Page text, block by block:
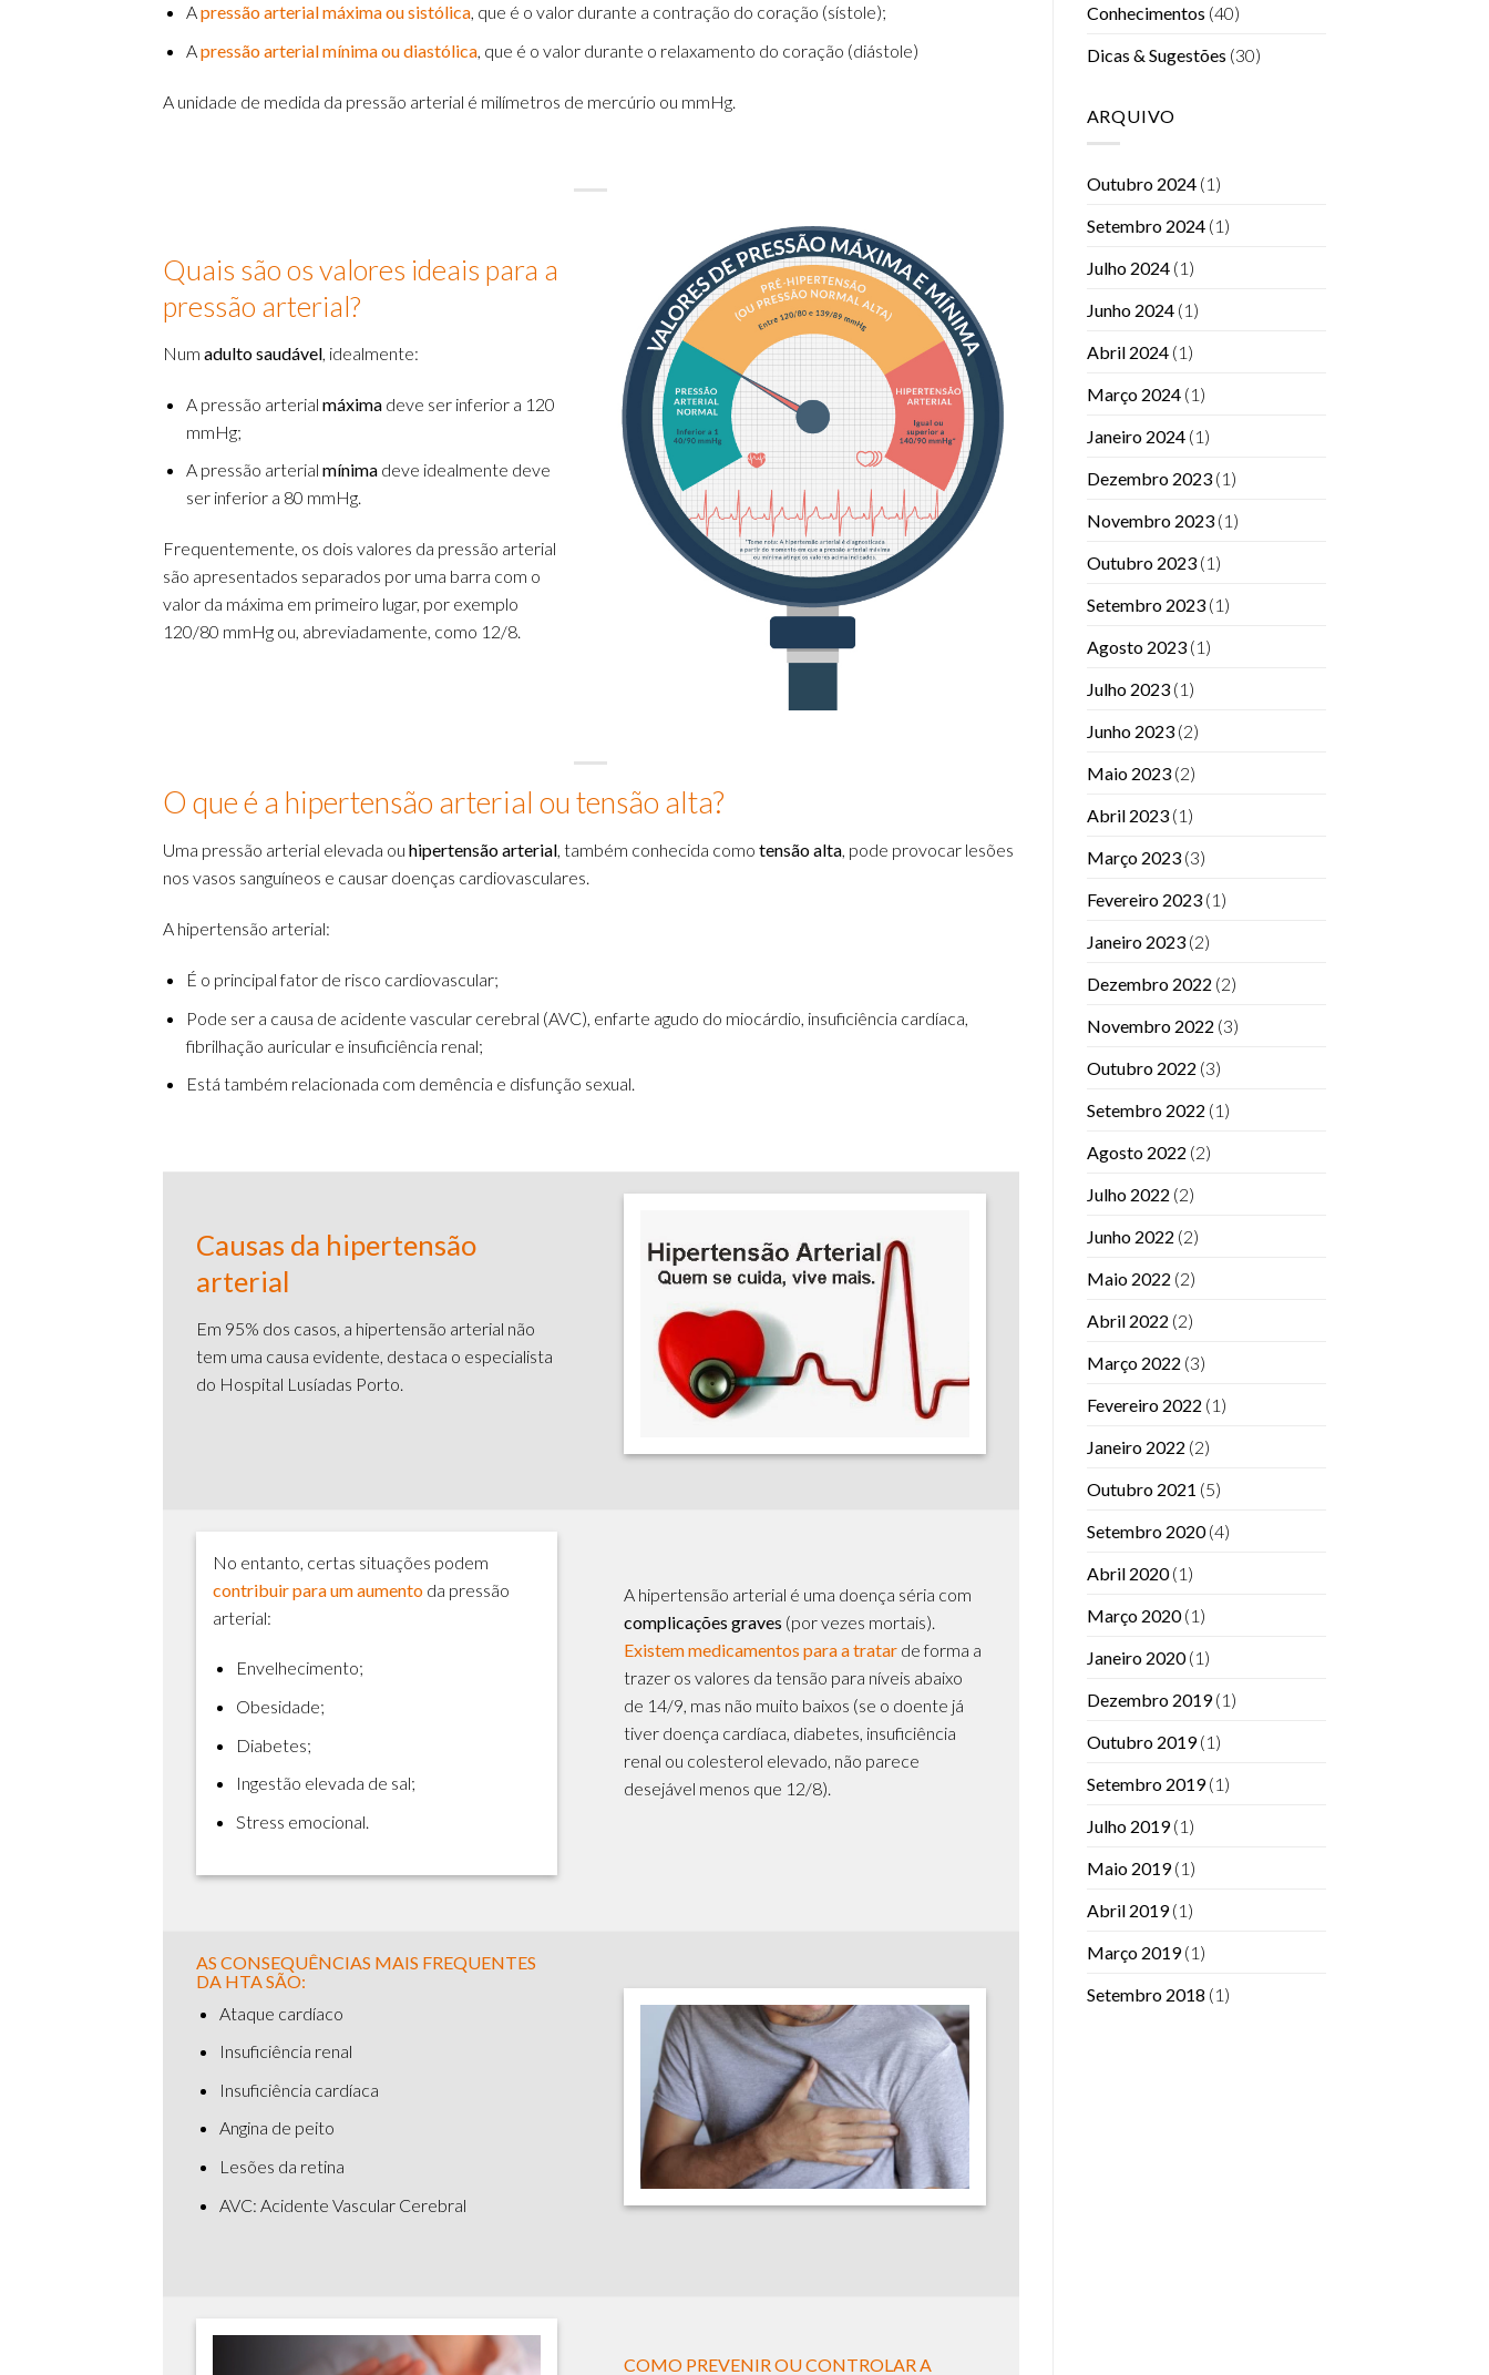
Apressão arterial máxima ou sistólica, que é o valor durante a contração do coração (sístole);
Apressão arterial mínima ou diastólica, que é o valor durante o relaxamento do coração (diástole)
A unidade de medida da pressão arterial é milímetros de mercúrio ou mmHg.
Quais são os valores ideais para a
pressão arterial?
Num adulto saudável, idealmente:
A pressão arterial máximadeve ser inferior a 120
mmHg;
A pressão arterial mínimadeve idealmente deve
ser inferior a 80 mmHg.
Frequentemente, os dois valores da pressão arterial
são apresentados separados por uma barra com o
valor da máxima em primeiro lugar, por exemplo
120/80 mmHg ou, abreviadamente, como 12/8.
O que é a hipertensão arterial ou tensão alta?
Uma pressão arterial elevada ou hipertensão arterial, também conhecida como tensão alta, pode provocar lesões
nos vasos sanguíneos e causar doenças cardiovasculares.
A hipertensão arterial:
É o principal fator de risco cardiovascular;
Pode ser a causa de acidente vascular cerebral (AVC), enfarte agudo do miocárdio, insuficiência cardíaca,
fibrilhação auricular e insuficiência renal;
Está também relacionada com demência e disfunção sexual.
Causas da hipertensão
arterial
Em 95% dos casos, a hipertensão arterial não
tem uma causa evidente, destaca o especialista
do Hospital Lusíadas Porto.
No entanto, certas situações podem
contribuir para um aumento da pressão
arterial:
Envelhecimento;
Obesidade;
Diabetes;
Ingestão elevada de sal;
Stress emocional.
A hipertensão arterial é uma doença séria com
complicações graves (por vezes mortais).
Existem medicamentos para a tratar de forma a
trazer os valores da tensão para níveis abaixo
de 14/9, mas não muito baixos (se o doente já
tiver doença cardíaca, diabetes, insuficiência
renal ou colesterol elevado, não parece
desejável menos que 12/8).
AS CONSEQUÊNCIAS MAIS FREQUENTES
DA HTA SÃO:
Ataque cardíaco
Insuficiência renal
Insuficiência cardíaca
Angina de peito
Lesões da retina
AVC: Acidente Vascular Cerebral
COMO PREVENIR OU CONTROLAR A
Conhecimentos (40)
Dicas & Sugestões (30)
ARQUIVO
Outubro 2024(1)
Setembro 2024(1)
Julho 2024(1)
Junho 2024(1)
Abril 2024(1)
Março 2024(1)
Janeiro 2024(1)
Dezembro 2023(1)
Novembro 2023(1)
Outubro 2023(1)
Setembro 2023(1)
Agosto 2023(1)
Julho 2023(1)
Junho 2023(2)
Maio 2023(2)
Abril 2023(1)
Março 2023(3)
Fevereiro 2023(1)
Janeiro 2023(2)
Dezembro 2022 (2)
Novembro 2022 (3)
Outubro 2022 (3)
Setembro 2022 (1)
Agosto 2022 (2)
Julho 2022 (2)
Junho 2022 (2)
Maio 2022 (2)
Abril 2022 (2)
Março 2022 (3)
Fevereiro 2022 (1)
Janeiro 2022 (2)
Outubro 2021 (5)
Setembro 2020(4)
Abril 2020(1)
Março 2020(1)
Janeiro 2020(1)
Dezembro 2019(1)
Outubro 2019(1)
Setembro 2019(1)
Julho 2019(1)
Maio 2019(1)
Abril 2019(1)
Março 2019(1)
Setembro 2018 (1)